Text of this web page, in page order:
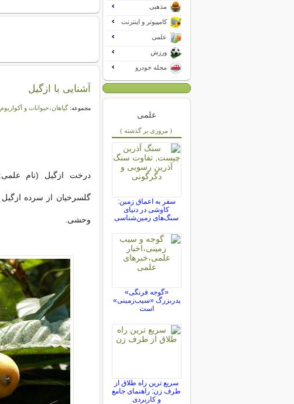
آشنایی با ازگیل
مجموعه:گیاهان،حیوانات و آکواریوم
وحشی.
مذهبی
کامپیوتر و اینترنت
علمی
ورزش
مجله خودرو
علمی
( مروری بر گذشته )
سفر به اعماق زمین:
کاوشی در دنیای
سنگ‌های زمین‌شناسی
«گوجه فرنگی»
پدربزرگ «سیب‌زمینی»
است
سریع ترین راه طلاق از
طرف زن: راهنمای جامع
و کاربردی